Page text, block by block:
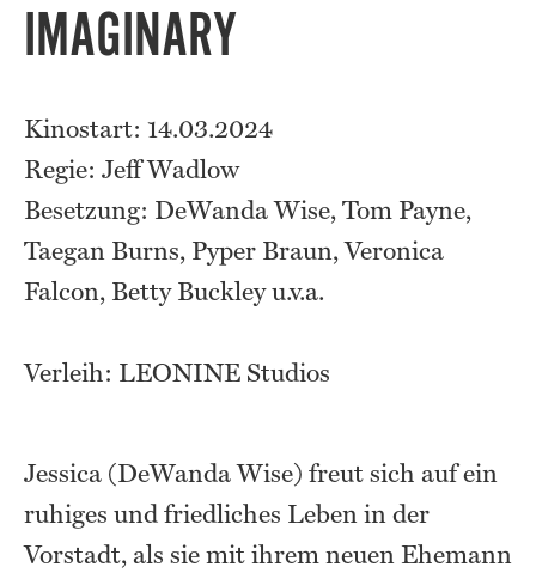
IMAGINARY
Kinostart: 14.03.2024
Regie: Jeff Wadlow
Besetzung: DeWanda Wise, Tom Payne,
Taegan Burns, Pyper Braun, Veronica
Falcon, Betty Buckley u.v.a.
Verleih: LEONINE Studios
Jessica (DeWanda Wise) freut sich auf ein
ruhiges und friedliches Leben in der
Vorstadt, als sie mit ihrem neuen Ehemann